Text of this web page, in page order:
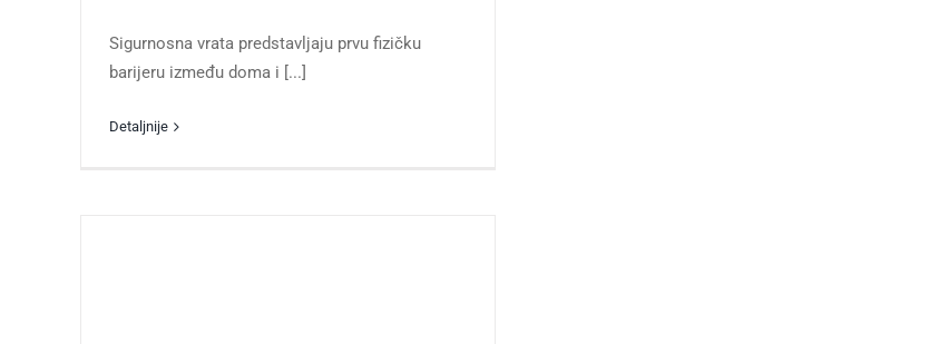
Sigurnosna vrata predstavljaju prvu fizičku
barijeru između doma i [...]
Detaljnije